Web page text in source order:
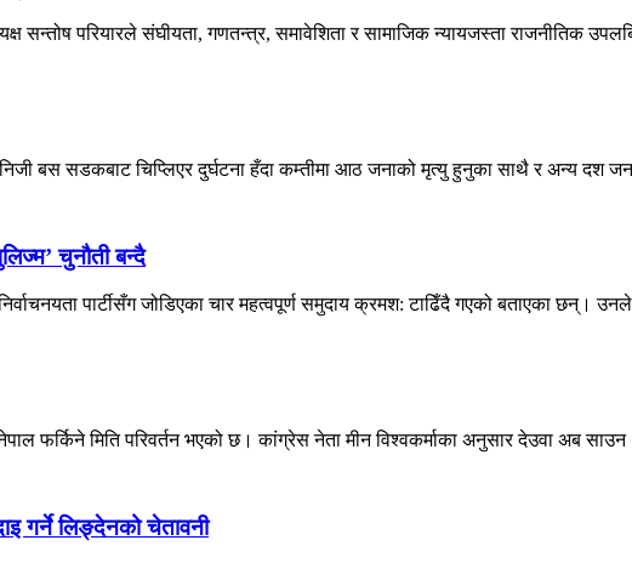
सन्तोष परियारले संघीयता, गणतन्त्र, समावेशिता र सामाजिक न्यायजस्ता राजनीतिक
निजी बस सडकबाट चिप्लिएर दुर्घटना हँदा कम्तीमा आठ जनाको मृत्यु हुनुका साथै र अन्य दश
चुनौती बन्दै
पार्टीसँग जोडिएका चार महत्वपूर्ण समुदाय क्रमश: टाढिँदै गएको बताएका छन्।
फर्किने मिति परिवर्तन भएको छ। कांग्रेस नेता मीन विश्वकर्माका अनुसार देउवा अब साउन
गर्ने लिङ्देनको चेतावनी